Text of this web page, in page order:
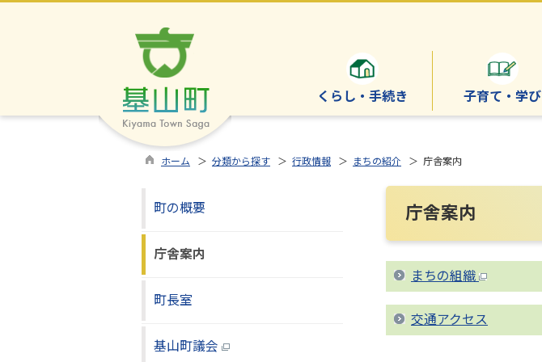
くらし・手続き 子育て・学び
ホーム ＞ 分類から探す ＞ 行政情報 ＞ まちの紹介 ＞ 庁舎案内
庁舎案内
まちの組織
交通アクセス
町の概要
庁舎案内
町長室
基山町議会